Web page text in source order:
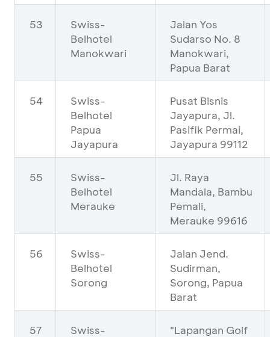
53
Swiss-
Belhotel
Manokwari
Jalan Yos
Sudarso No. 8
Manokwari,
Papua Barat
54
Swiss-
Belhotel
Papua
Jayapura
Pusat Bisnis
Jayapura, Jl.
Pasifik Permai,
Jayapura 99112
55
Swiss-
Belhotel
Merauke
Jl. Raya
Mandala, Bambu
Pemali,
Merauke 99616
56
Swiss-
Belhotel
Sorong
Jalan Jend.
Sudirman,
Sorong, Papua
Barat
57
Swiss-
"Lapangan Golf